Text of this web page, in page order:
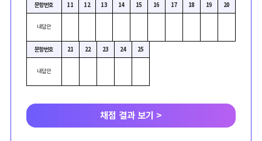
문항번호 11 12 13 14 15 16 17 18 19 20
내답안
문항번호 21 22 23 24 25
내답안
채점 결과 보기 >